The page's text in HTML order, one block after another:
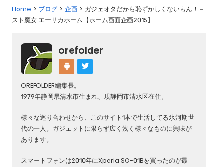
Home ブログ 企画
ガジェオタだから恥ずかしくないもん！－
スト魔女 エーリカホーム【ホーム画面企画2015】
orefolder
OREFOLDER編集長。
1979年静岡県清水市生まれ、現静岡市清水区在住。
様々な巡り合わせから、このサイト1本で生活してる氷河期世
代の一人。ガジェットに限らず広く浅く様々なものに興味が
あります。
スマートフォンは2010年にXperia SO-01Bを買ったのが最